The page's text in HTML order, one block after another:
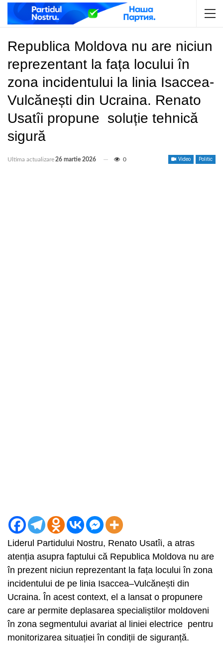
Republica Moldova nu are niciun
reprezentant la fața locului în
zona incidentului la linia Isaccea-
Vulcănești din Ucraina. Renato
Usatîi propune soluție tehnică
sigură
Video Politic
Ultima actualizare26 martie 2026 0
Liderul Partidului Nostru, Renato Usatîi, a atras
atenția asupra faptului că Republica Moldova nu are
în prezent niciun reprezentant la fața locului în zona
incidentului de pe linia Isaccea–Vulcănești din
Ucraina. În acest context, el a lansat o propunere
care ar permite deplasarea specialiștilor moldoveni
în zona segmentului avariat al liniei electrice pentru
monitorizarea situației în condiții de siguranță.